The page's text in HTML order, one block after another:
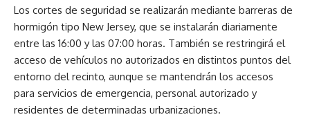
Los cortes de seguridad se realizarán mediante barreras de
hormigón tipo New Jersey, que se instalarán diariamente
entre las 16:00 y las 07:00 horas. También se restringirá el
acceso de vehículos no autorizados en distintos puntos del
entorno del recinto, aunque se mantendrán los accesos
para servicios de emergencia, personal autorizado y
residentes de determinadas urbanizaciones.